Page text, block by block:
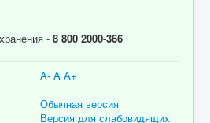
- 8 800 2000-366
A- A A+
Обычная версия
Версия для слабовидящих